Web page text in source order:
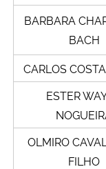
Advocacia-Geral da União
Banco Central do Brasil
BARBARA
BACH
CARLOS
ESTER
OLMIRO
FILHO